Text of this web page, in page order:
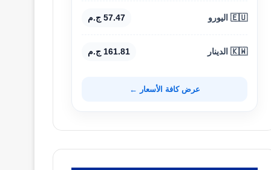
🇪🇺 اليورو 57.47 ج.م
🇰🇼 الدينار 161.81 ج.م
عرض كافة الأسعار ←